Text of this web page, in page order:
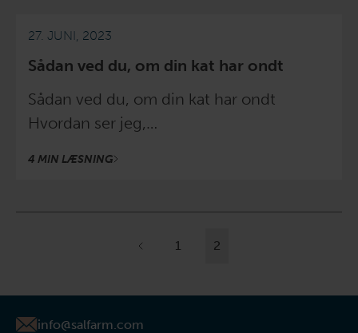
27. JUNI, 2023
Sådan ved du, om din kat har ondt
Sådan ved du, om din kat har ondt
Hvordan ser jeg,…
4 MIN LÆSNING
1 2
info@salfarm.com